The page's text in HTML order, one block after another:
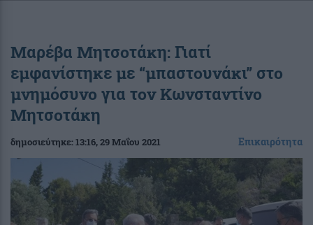
Μαρέβα Μητσοτάκη: Γιατί
εμφανίστηκε με “μπαστουνάκι” στο
μνημόσυνο για τον Κωνσταντίνο
Μητσοτάκη
δημοσιεύτηκε:13:16, 29 Μαΐου 2021 Επικαιρότητα